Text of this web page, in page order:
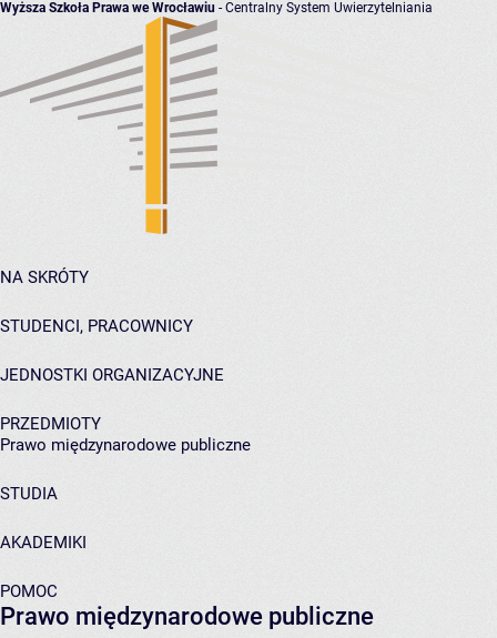
Wyższa Szkoła Prawa we Wrocławiu - Centralny System Uwierzytelniania
NA SKRÓTY
STUDENCI, PRACOWNICY
JEDNOSTKI ORGANIZACYJNE
PRZEDMIOTY
Prawo międzynarodowe publiczne
STUDIA
AKADEMIKI
POMOC
Prawo międzynarodowe publiczne